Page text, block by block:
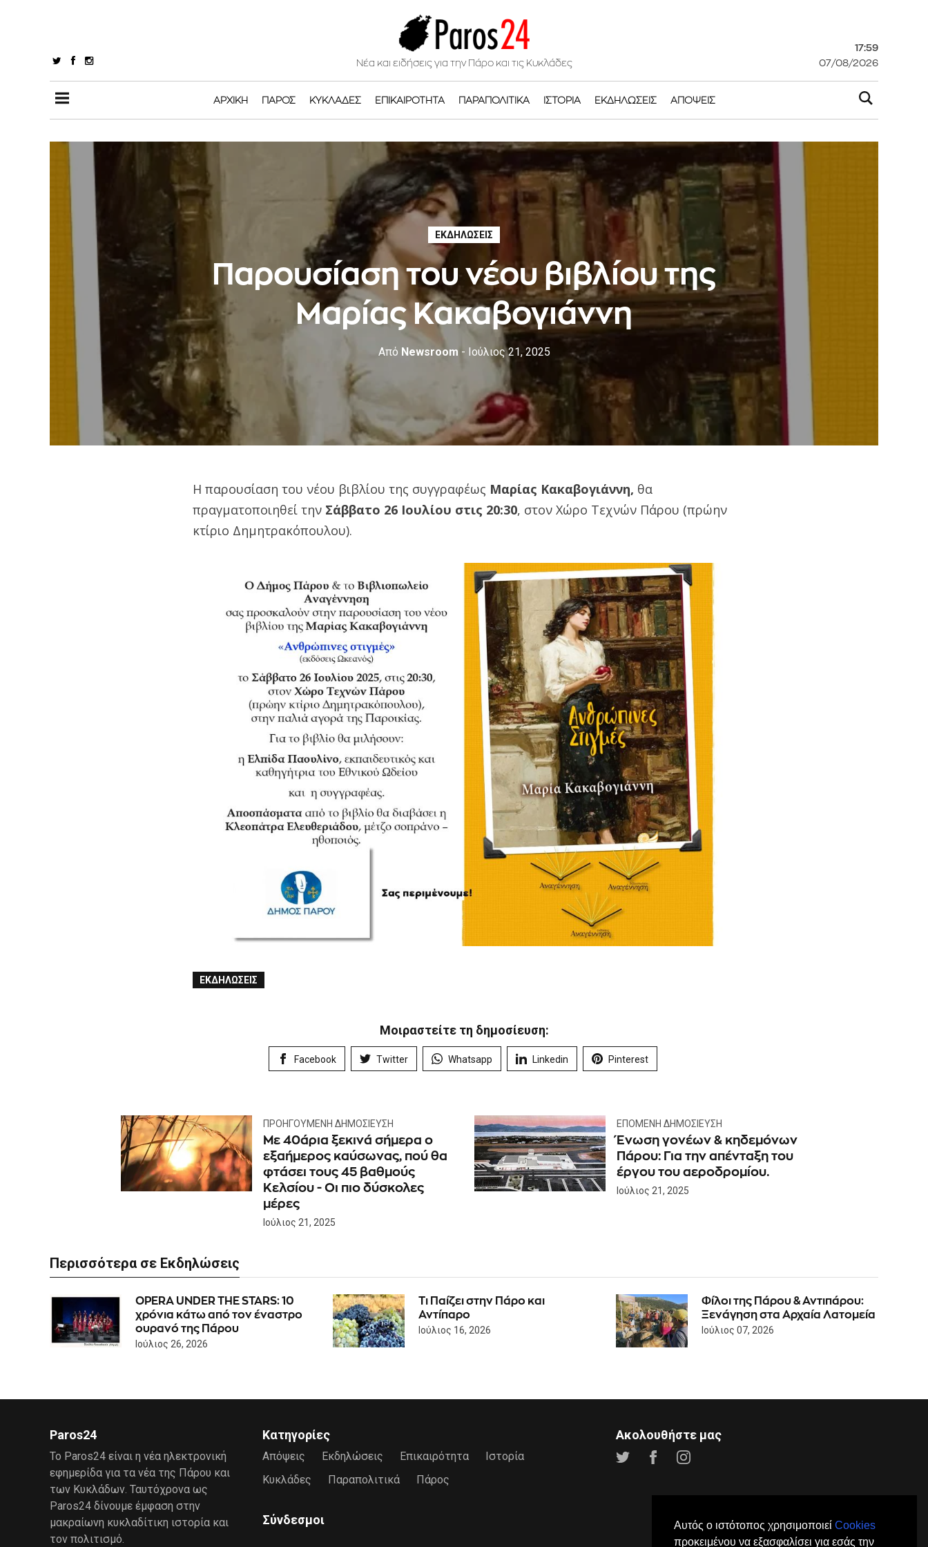
Αυτός ο ιστότοπος χρησιμοποιεί Cookies
προκειμένου να εξασφαλίσει για εσάς την
Νέα και ειδήσεις για την Πάρο και τις Κυκλάδες
17:59
07/08/2026
ΑΡΧΙΚΉ ΠΆΡΟΣ ΚΥΚΛΆΔΕΣ ΕΠΙΚΑΙΡΌΤΗΤΑ ΠΑΡΑΠΟΛΙΤΙΚΆ ΙΣΤΟΡΊΑ ΕΚΔΗΛΏΣΕΙΣ ΑΠΌΨΕΙΣ
ΕΚΔΗΛΏΣΕΙΣ
Παρουσίαση του νέου βιβλίου της
Μαρίας Κακαβογιάννη
Από Newsroom - Ιούλιος 21, 2025
Η παρουσίαση του νέου βιβλίου της συγγραφέως Μαρίας Κακαβογιάννη, θα
πραγματοποιηθεί την Σάββατο 26 Ιουλίου στις 20:30, στον Χώρο Τεχνών Πάρου (πρώην
κτίριο Δημητρακόπουλου).
ΕΚΔΗΛΏΣΕΙΣ
Μοιραστείτε τη δημοσίευση:
Facebook Twitter Whatsapp Linkedin Pinterest
ΠΡΟΗΓΟΎΜΕΝΗ ΔΗΜΟΣΊΕΥΣΗ
Με 40άρια ξεκινά σήμερα ο
εξαήμερος καύσωνας, πού θα
φτάσει τους 45 βαθμούς
Κελσίου - Οι πιο δύσκολες
μέρες
Ιούλιος 21, 2025
ΕΠΌΜΕΝΗ ΔΗΜΟΣΊΕΥΣΗ
Ένωση γονέων & κηδεμόνων
Πάρου: Για την απένταξη του
έργου του αεροδρομίου.
Ιούλιος 21, 2025
Περισσότερα σε Εκδηλώσεις
OPERA UNDER THE STARS: 10
χρόνια κάτω από τον έναστρο
ουρανό της Πάρου
Ιούλιος 26, 2026
Τι Παίζει στην Πάρο και
Αντίπαρο
Ιούλιος 16, 2026
Φίλοι της Πάρου & Αντιπάρου:
Ξενάγηση στα Αρχαία Λατομεία
Ιούλιος 07, 2026
Paros24
Το Paros24 είναι η νέα ηλεκτρονική
εφημερίδα για τα νέα της Πάρου και
των Κυκλάδων. Ταυτόχρονα ως
Paros24 δίνουμε έμφαση στην
μακραίωνη κυκλαδίτικη ιστορία και
τον πολιτισμό.
Κατηγορίες
Απόψεις Εκδηλώσεις Επικαιρότητα
Ιστορία
Κυκλάδες
Παραπολιτικά Πάρος
Σύνδεσμοι
Ακολουθήστε μας